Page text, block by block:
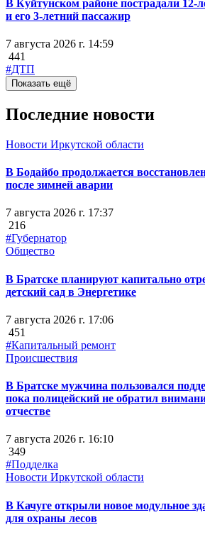
В Куйтунском районе пострадали 12-
и его 3-летний пассажир
7 августа 2026 г. 14:59
441
#ДТП
Показать ещё
Последние новости
Новости Иркутской области
В Бодайбо продолжается
после зимней аварии
7 августа 2026 г. 17:37
216
#Губернатор
Общество
В Братске планируют капитально
детский сад в Энергетике
7 августа 2026 г. 17:06
451
#Капитальный ремонт
Происшествия
В Братске мужчина пользовался
пока полицейский не обратил
отчестве
7 августа 2026 г. 16:10
349
#Подделка
Новости Иркутской области
В Качуге открыли новое модульное
для охраны лесов